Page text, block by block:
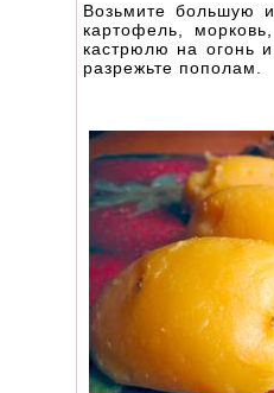
Возьмите большую
картофель,
кастрюлю на огонь
разрежьте пополам.